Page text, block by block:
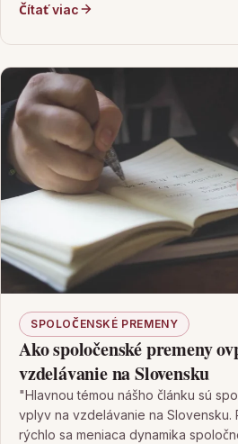
Čítať viac
SPOLOČENSKÉ PREMENY
Ako spoločenské premeny
vzdelávanie na Slovensku
"Hlavnou témou nášho článku sú
vplyv na vzdelávanie na Slovensku.
rýchlo sa meniaca dynamika